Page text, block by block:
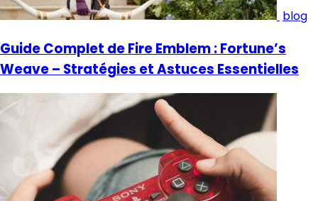
blog
Guide Complet de Fire Emblem : Fortune’s
Weave – Stratégies et Astuces Essentielles